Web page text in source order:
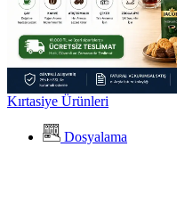
Kırtasiye Ürünleri
Dosyalama